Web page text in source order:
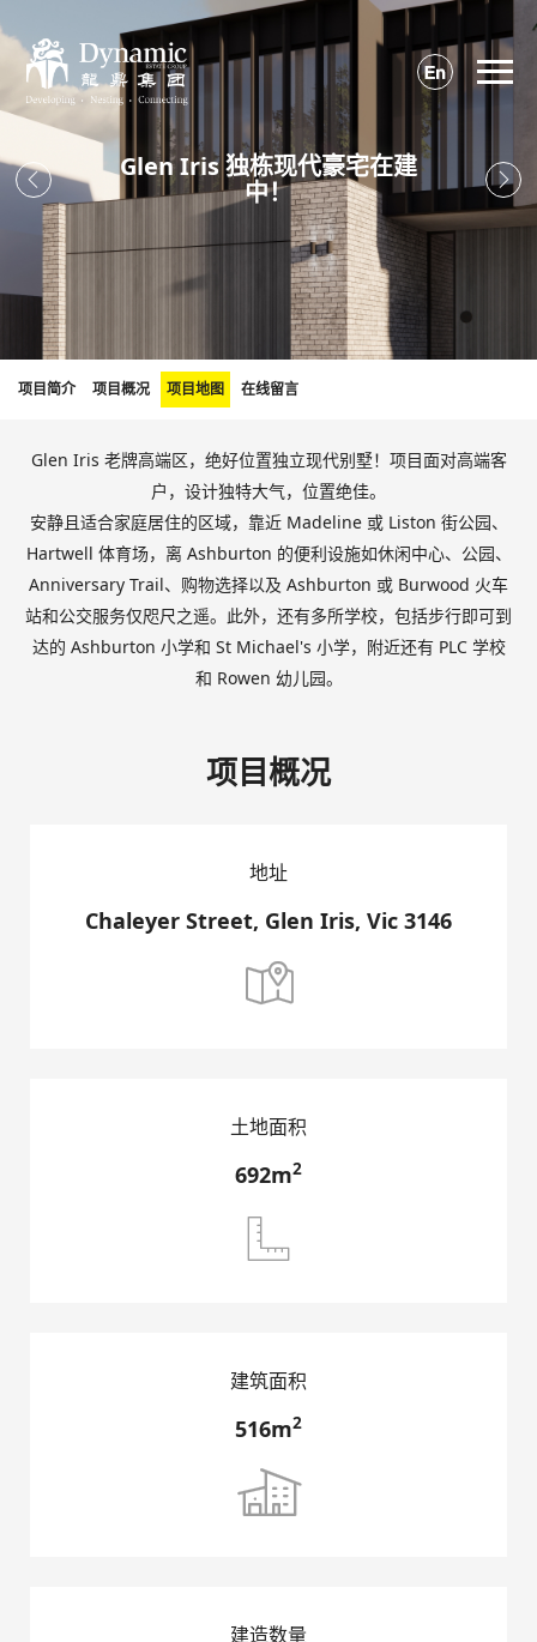

Glen Iris 独栋现代豪宅在建
中！
 
项目简介 项目概况 项目地图 在线留言
Glen Iris 老牌高端区， 绝好位置独立现代别墅！项目面对高端客
户，设计独特大气，位置绝佳。
安静且适合家庭居住的区域，靠近 Madeline 或 Liston 街公园、
Hartwell 体育场，离 Ashburton 的便利设施如休闲中心、公园、
Anniversary Trail、购物选择以及 Ashburton 或 Burwood 火车
站和公交服务仅咫尺之遥。此外，还有多所学校，包括步行即可到
达的 Ashburton 小学和 St Michael's 小学，附近还有 PLC 学校
和 Rowen 幼儿园。
项目概况
地址
Chaleyer Street, Glen Iris, Vic 3146

土地面积
692m2

建筑面积
516m2

建造数量